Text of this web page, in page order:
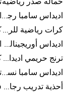
حماله صدر رياضيه
اديداس سامبا رجالي
كرات رياضية للرجال
اديداس أوريجينالز للنساء
ترنج حريمي اديداس
اديداس سامبا نسائي
أحذية تدريب رجالية